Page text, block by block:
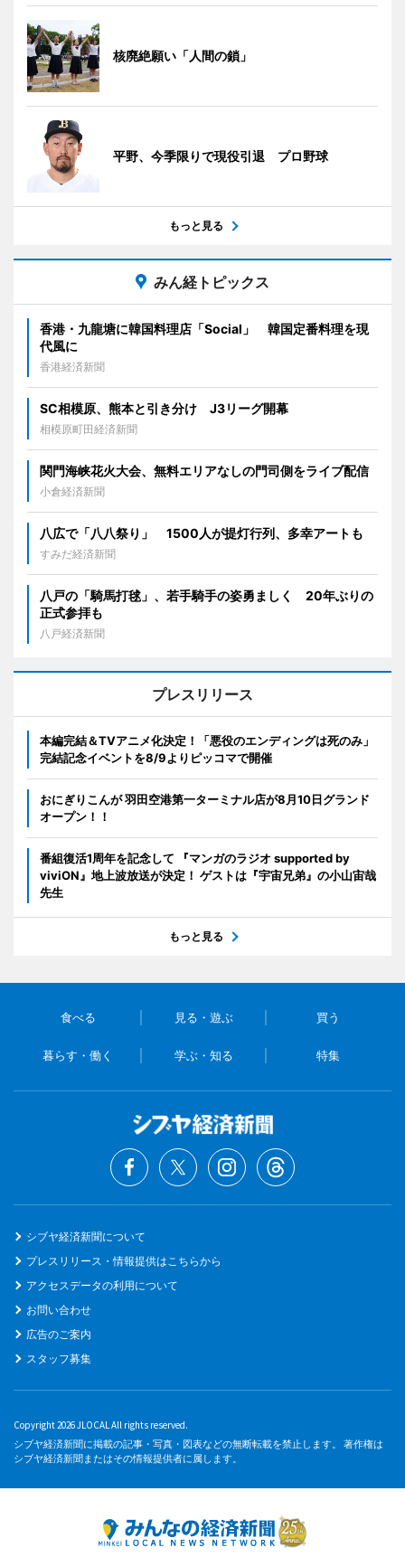
核廃絶願い「人間の鎖」
平野、今季限りで現役引退 プロ野球
もっと見る
みん経トピックス
香港・九龍塘に韓国料理店「Social」 韓国定番料理を現
代風に
香港経済新聞
SC相模原、熊本と引き分け J3リーグ開幕
相模原町田経済新聞
関門海峡花火大会、無料エリアなしの門司側をライブ配信
小倉経済新聞
八広で「八八祭り」 1500人が提灯行列、多幸アートも
すみだ経済新聞
八戸の「騎馬打毬」、若手騎手の姿勇ましく 20年ぶりの
正式参拝も
八戸経済新聞
プレスリリース
本編完結＆TVアニメ化決定！「悪役のエンディングは死のみ」
完結記念イベントを8/9よりピッコマで開催
おにぎりこんが 羽田空港第一ターミナル店が8月10日グランド
オープン！！
番組復活1周年を記念して 『マンガのラジオ supported by
viviON』地上波放送が決定！ ゲストは『宇宙兄弟』の小山宙哉
先生
もっと見る
食べる 見る・遊ぶ 買う
暮らす・働く 学ぶ・知る 特集
シブヤ経済新聞について
プレスリリース・情報提供はこちらから
アクセスデータの利用について
お問い合わせ
広告のご案内
スタッフ募集
Copyright 2026 JLOCAL All rights reserved.
シブヤ経済新聞に掲載の記事・写真・図表などの無断転載を禁止します。 著作権は
シブヤ経済新聞またはその情報提供者に属します。